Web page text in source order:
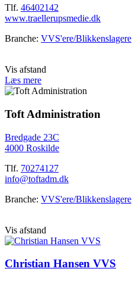
Tlf. 46402142
www.traellerupsmedie.dk
Branche: VVS'ere/Blikkenslagere
Vis afstand
Læs mere
Toft Administration
Bredgade 23C
4000 Roskilde
Tlf. 70274127
info@toftadm.dk
Branche: VVS'ere/Blikkenslagere
Vis afstand
Christian Hansen VVS